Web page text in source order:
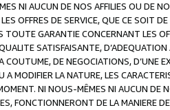
NI AUCUN DE NOS AFFILIES OU DE
OFFRES DE SERVICE, QUE CE SOIT
GARANTIE CONCERNANT LES
SATISFAISANTE,
COUTUME, DE NEGOCIATIONS, D’UNE
A MODIFIER LA NATURE, LES
NI NOUS-MÊMES NI AUCUN DE
FONCTIONNERONT DE LA MANIERE